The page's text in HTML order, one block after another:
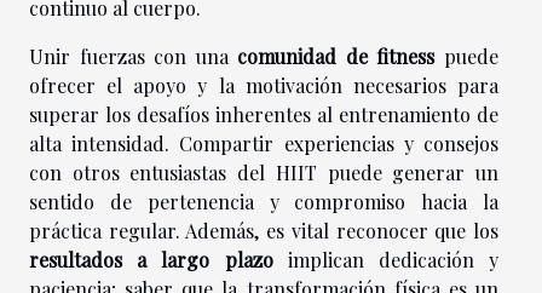
continuo al cuerpo.
Unir fuerzas con una comunidad de fitnesspuede
ofrecer el apoyo y la motivación necesarios para
superar los desafíos inherentes al entrenamiento de
alta intensidad. Compartir experiencias y consejos
con otros entusiastas del HIIT puede generar un
sentido de pertenencia y compromiso hacia la
práctica regular. Además, es vital reconocer que los
resultados a largo plazoimplican dedicación y